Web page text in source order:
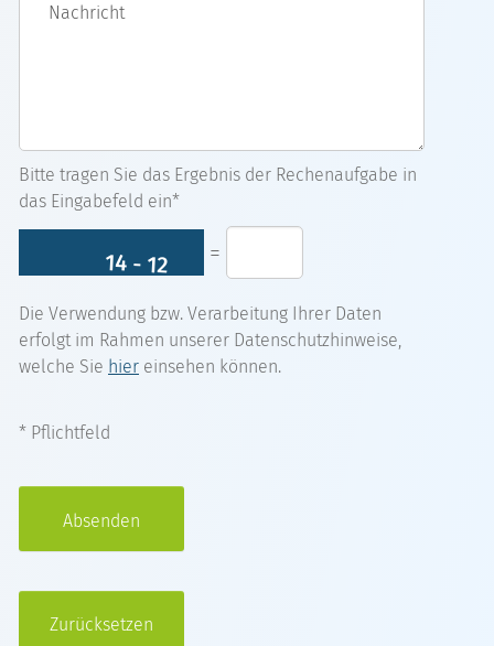
Nachricht
Bitte tragen Sie das Ergebnis der Rechenaufgabe in
das Eingabefeld ein*
=
Die Verwendung bzw. Verarbeitung Ihrer Daten
erfolgt im Rahmen unserer Datenschutzhinweise,
welche Sie hier einsehen können.
* Pflichtfeld